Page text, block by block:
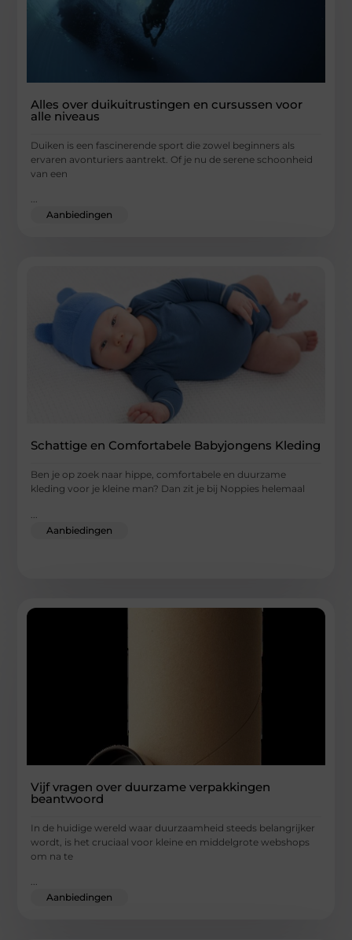
Alles over duikuitrustingen en cursussen voor
alle niveaus
Duiken is een fascinerende sport die zowel beginners als
ervaren avonturiers aantrekt. Of je nu de serene schoonheid
van een
...
Aanbiedingen
Schattige en Comfortabele Babyjongens Kleding
Ben je op zoek naar hippe, comfortabele en duurzame
kleding voor je kleine man? Dan zit je bij Noppies helemaal
Aanbiedingen
Vijf vragen over duurzame verpakkingen
beantwoord
In de huidige wereld waar duurzaamheid steeds belangrijker
wordt, is het cruciaal voor kleine en middelgrote webshops
om na te
...
Aanbiedingen